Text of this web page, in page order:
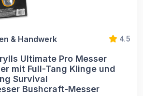
& Handwerk 4.5
Ultimate Pro Messer
mit Full-Tang Klinge und
Survival
Bushcraft-Messer